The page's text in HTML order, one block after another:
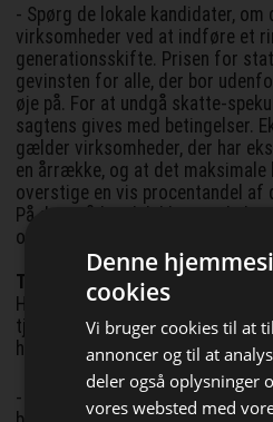
- Spørg de lokale kandidater, om
virksomheder ved at indføre et
generationsskifte. Prisen for
gevinsten for alle, der bor
øje på. For at undgå skatte-
sagtens gives med betingelser.
gælder virksomheder, der har
en årrække, og at det maksimale
overstige en vis procentandel af
På den måde udelukkes
og overførsel af private midler,
Tjener mindre end lønmodtagere
Han henviser i øvrigt til, at
tjener betydeligt mindre end
har begrænset mulighed for
- Alligevel vælger de at knokle i
Denne
cookies
Vi bruger cookies til at
annoncer og til at
deler også oplysninger
vores websted med